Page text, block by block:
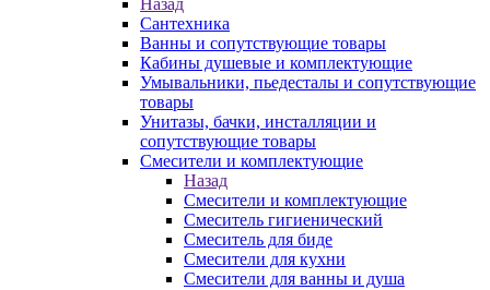
Назад
Сантехника
Ванны и сопутствующие товары
Кабины душевые и комплектующие
Умывальники, пьедесталы и сопутствующие
товары
Унитазы, бачки, инсталляции и
сопутствующие товары
Смесители и комплектующие
Назад
Смесители и комплектующие
Смеситель гигиенический
Смеситель для биде
Смесители для кухни
Смесители для ванны и душа